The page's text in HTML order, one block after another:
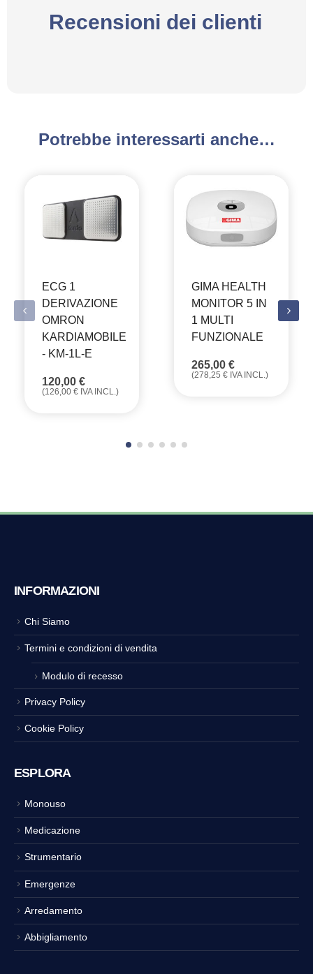
Recensioni dei clienti
Potrebbe interessarti anche…
ECG 1
DERIVAZIONE
OMRON
KARDIAMOBILE
- KM-1L-E
120,00 €
(126,00 € IVA INCL.)
GIMA HEALTH
MONITOR 5 IN
1 MULTI
FUNZIONALE
265,00 €
(278,25 € IVA INCL.)
INFORMAZIONI
Chi Siamo
Termini e condizioni di vendita
Modulo di recesso
Privacy Policy
Cookie Policy
ESPLORA
Monouso
Medicazione
Strumentario
Emergenze
Arredamento
Abbigliamento